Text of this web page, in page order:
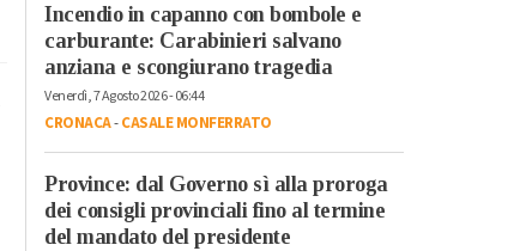
Incendio in capanno con bombole e
carburante: Carabinieri salvano
anziana e scongiurano tragedia
Venerdì, 7 Agosto 2026 - 06:44
CRONACA-CASALE MONFERRATO
Province: dal Governo sì alla proroga
dei consigli provinciali fino al termine
del mandato del presidente